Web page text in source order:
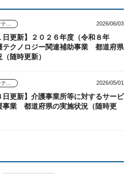
お役立ちコンテンツ 2026/06/03
日更新】２０２６年度（令和８年
クノロジー関連補助事業 都道府県
随時更新）
お役立ちコンテンツ 2026/05/01
日更新】介護事業所等に対するサービ
事業 都道府県の実施状況（随時更